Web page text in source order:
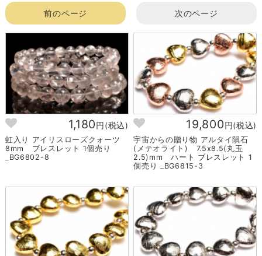
前のページ 次のページ
1,180円(税込)
虹入り アイリスローズクォーツ
8mm ブレスレット 1個売り
_BG6802-8
19,800円(税込)
宇宙からの贈り物 アルタイ隕石
(メテオライト) 7.5x8.5(丸玉
2.5)mm ハート ブレスレット 1
個売り _BG6815-3